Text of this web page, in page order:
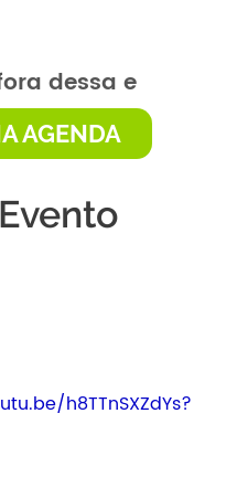
dessa e
AGENDA
h8TTnSXZdYs?